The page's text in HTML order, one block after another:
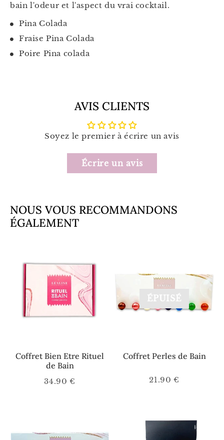
bain l'odeur et l'aspect du vrai cocktail.
Pina Colada
Fraise Pina Colada
Poire Pina colada
AVIS CLIENTS
Soyez le premier à écrire un avis
Écrire un avis
NOUS VOUS RECOMMANDONS
ÉGALEMENT
Coffret Bien Etre Rituel
de Bain
Prix
34.90 €
ÉPUISÉ
Coffret Perles de Bain
Prix
21.90 €